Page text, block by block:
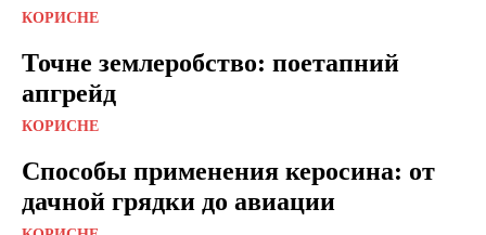
КОРИСНЕ
Точне землеробство: поетапний
апгрейд
КОРИСНЕ
Способы применения керосина: от
дачной грядки до авиации